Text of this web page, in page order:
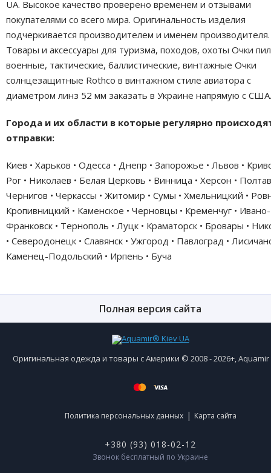
UA. Высокое качество проверено временем и отзывами
покупателями со всего мира. Оригинальность изделия
подчеркивается производителем и именем производителя.
Товары и аксессуары для туризма, походов, охоты Очки
военные, тактические, баллистические, винтажные Очки
солнцезащитные Rothco в винтажном стиле авиатора с
диаметром линз 52 мм заказать в Украине напрямую с США.
Города и их области в которые регулярно
отправки:
Киев • Харьков • Одесса • Днепр • Запорожье • Львов •
Рог • Николаев • Белая Церковь • Винница • Херсон •
Чернигов • Черкассы • Житомир • Сумы • Хмельницкий •
Кропивницкий • Каменское • Черновцы • Кременчуг • Ивано-
Франковск • Тернополь • Луцк • Краматорск • Бровары •
• Северодонецк • Славянск • Ужгород • Павлоград •
Каменец-Подольский • Ирпень • Буча
Полная версия сайта
Оригинальная одежда и товары с Америки © 2008 - 2026+,
Политика персональных данных | Карта сайта
+380 (93) 018-02-12
Звонок бесплатный по Украине